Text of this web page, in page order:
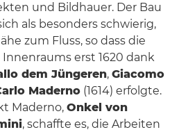
und Bildhauer. Der Bau
als besonders schwierig,
zum Fluss, so dass die
erst 1620 dank
dem Jüngeren, Giacomo
Maderno(1614) erfolgte.
Maderno, Onkel von
, schaffte es, die Arbeiten